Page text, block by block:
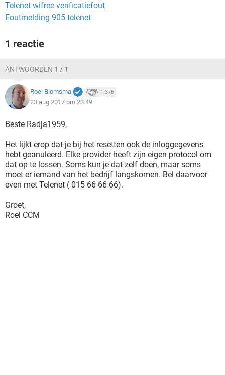
Telenet wifree verificatiefout
Foutmelding 905 telenet
1 reactie
ANTWOORDEN 1 / 1
Roel Blomsma 1.376
23 aug 2017 om 23:49
Beste Radja1959,
Het lijkt erop dat je bij het resetten ook de inloggegevens
hebt geanuleerd. Elke provider heeft zijn eigen protocol om
dat op te lossen. Soms kun je dat zelf doen, maar soms
moet er iemand van het bedrijf langskomen. Bel daarvoor
even met Telenet ( 015 66 66 66).
Groet,
Roel CCM